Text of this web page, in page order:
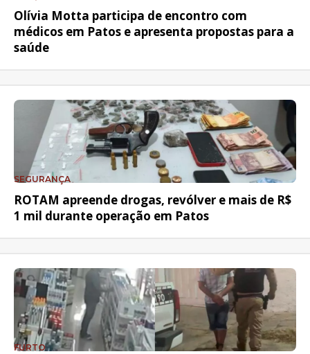
Olívia Motta participa de encontro com
médicos em Patos e apresenta propostas para a
saúde
SEGURANÇA
ROTAM apreende drogas, revólver e mais de R$
1 mil durante operação em Patos
FURTO